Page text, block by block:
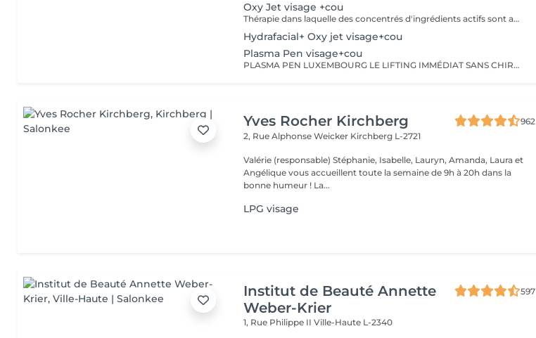
Oxy Jet visage +cou
Thérapie dans laquelle des concentrés d'ingrédients actifs sont appliqués et "injectés" profondément dans la peau au moyen d'une pression d'oxygène pulsée via une injection sous pression, sans aiguille. En combinaison avec les préparations Oxy Jet appropriées, les rides et ridules sont lissées, les irrégularités de pigmentation sont atténuées, les inflammations et les impuretés sont réduites. Toutes les zones à problèmes peuvent être traitées sans aucun effet secondaire ni douleur. Oxy Jet nettoie, exfolie, hydrate et oxygène votre peau pour un teint plus éclatant et une peau d'apparence plus jeune et plus saine. Découvrez l'efficacité du rajeunissement facial Oxy Jet!
Hydrafacial+ Oxy jet visage+cou
Plasma Pen visage+cou
PLASMA PEN LUXEMBOURG LE LIFTING IMMÉDIAT SANS CHIRURGIE! Ce traitement révolutionnaire utilise l'énergie plasma pour contracter la peau, stimuler le collagène et corriger le relâchement. Pourquoi notre soin Plasma Pen est N°1 ? Effet lifting immédiat Correction des paupières tombantes Réduction profonde des rides du front, contour des yeux, cou et bouche Amélioration spectaculaire de la texture et des pores Résultats visibles dès la première séance
Yves Rocher Kirchberg
962
2, Rue Alphonse Weicker Kirchberg L-2721
Valérie (responsable) Stéphanie, Isabelle, Lauryn, Amanda, Laura et
Angélique vous accueillent toute la semaine de 9h à 20h dans la
bonne humeur ! La...
LPG visage
Institut de Beauté Annette
Weber-Krier
597
1, Rue Philippe IIVille-Haute L-2340